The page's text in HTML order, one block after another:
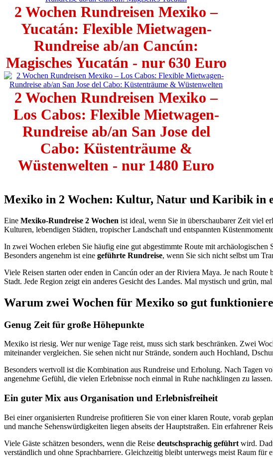
2 Wochen Rundreisen Mexiko –
Yucatán: Flexible Mietwagen-
Rundreise ab/an Cancún:
Magisches Yucatán - nur 630 Euro
2 Wochen Rundreisen Mexiko –
Los Cabos: Flexible Mietwagen-
Rundreise ab/an San Jose del
Cabo: Küstenträume &
Wüstenwelten - nur 1480 Euro
Mexiko in 2 Wochen: Kultur, Natur und Karibik in
Eine Mexiko-Rundreise 2 Wochen ist ideal, wenn Sie in überschaubarer Zeit viel
Kulturen, lebendigen Städten, tropischer Landschaft und entspannten
In zwei Wochen erleben Sie häufig eine gut abgestimmte Route mit
Besonders angenehm ist eine geführte Rundreise, wenn Sie sich nicht selbst um
Viele Reisen starten oder enden in Cancún oder an der Riviera Maya. Je nach
Stadt. Jede Region zeigt ein anderes Gesicht des Landes. Mal mystisch und grün,
Warum zwei Wochen für Mexiko so gut
Genug Zeit für große Höhepunkte
Mexiko ist riesig. Wer nur wenige Tage reist, muss sich stark beschränken. Zwei
miteinander vergleichen. Sie sehen nicht nur Strände, sondern auch Hochland,
Besonders wertvoll ist die Kombination aus Rundreise und Erholung. Nach Tagen
angenehme Gefühl, die vielen Erlebnisse noch einmal in Ruhe nachklingen zu lassen.
Ein guter Mix aus Organisation und Erlebnisfreiheit
Bei einer organisierten Rundreise profitieren Sie von einer klaren Route, vorab
und manche Sehenswürdigkeiten liegen abseits der Hauptstraßen. Ein erfahrener
Viele Gäste schätzen besonders, wenn die Reise deutschsprachig geführt wird.
verständlich und ohne Sprachbarriere. Gleichzeitig bleibt unterwegs meist Raum für